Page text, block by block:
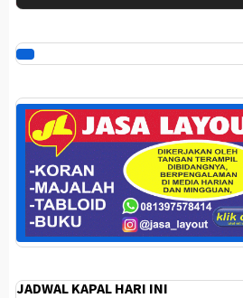
JADWAL KAPAL HARI INI